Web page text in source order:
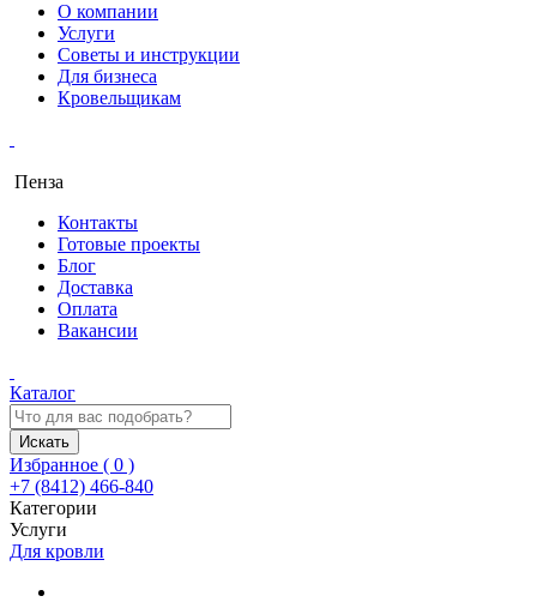
О компании
Услуги
Советы и инструкции
Для бизнеса
Кровельщикам
Пенза
Контакты
Готовые проекты
Блог
Доставка
Оплата
Вакансии
Каталог
Искать
Избранное ( 0 )
+7 (8412) 466-840
Категории
Услуги
Для кровли